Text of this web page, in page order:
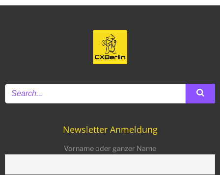
Newsletter Anmeldung
Vorname oder ganzer Name